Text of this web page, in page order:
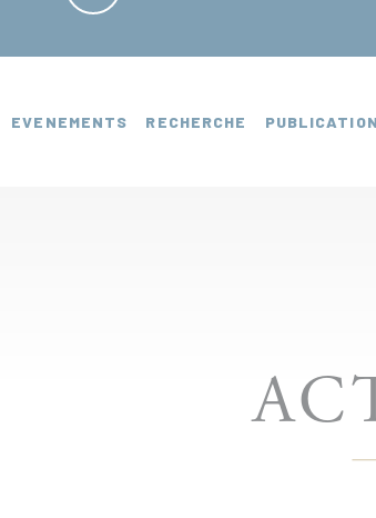
EVENEMENTS RECHERCHE